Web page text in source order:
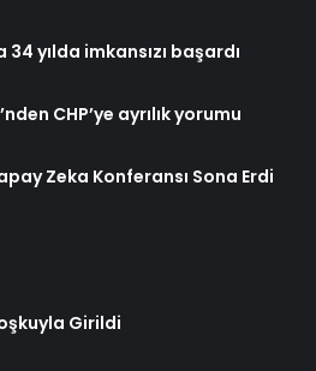
yılda imkansızı başardı
CHP’ye ayrılık yorumu
Zeka Konferansı Sona Erdi
Girildi